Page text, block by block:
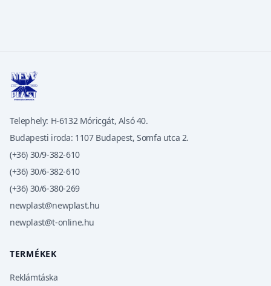
Telephely: H-6132 Móricgát, Alsó 40.
Budapesti iroda: 1107 Budapest, Somfa utca 2.
(+36) 30/9-382-610
(+36) 30/6-382-610
(+36) 30/6-380-269
newplast@newplast.hu
newplast@t-online.hu
TERMÉKEK
Reklámtáska